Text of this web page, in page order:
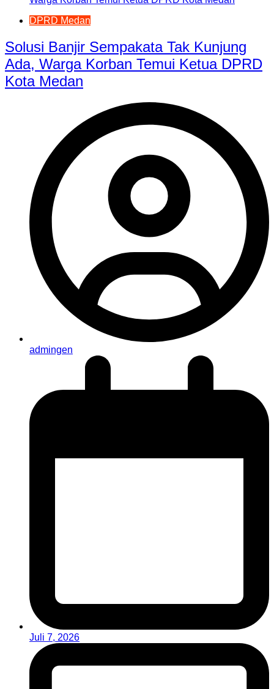
DPRD Medan
Solusi Banjir Sempakata Tak Kunjung
Ada, Warga Korban Temui Ketua DPRD
Kota Medan
admingen
Juli 7, 2026